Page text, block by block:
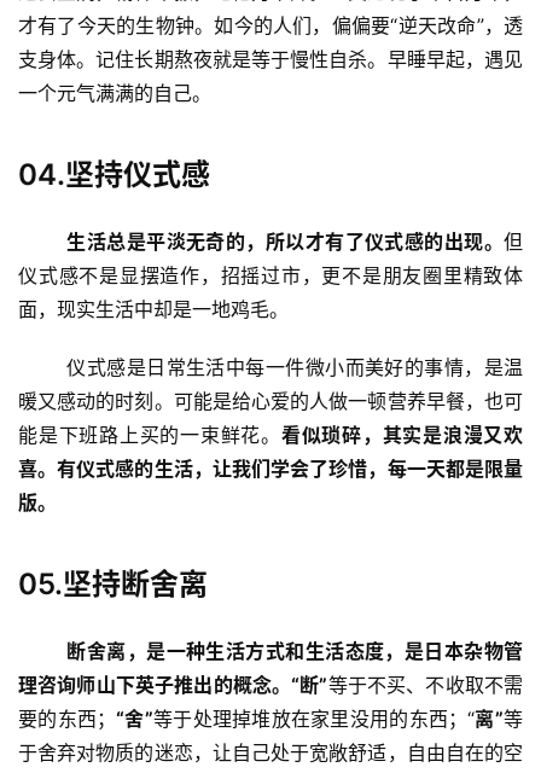
才有了今天的生物钟。如今的人们，偏偏要“逆天改命”，透
支身体。记住长期熬夜就是等于慢性自杀。早睡早起，遇见
一个元气满满的自己。
04.坚持仪式感
生活总是平淡无奇的，所以才有了仪式感的出现。但
仪式感不是显摆造作，招摇过市，更不是朋友圈里精致体
面，现实生活中却是一地鸡毛。
	仪式感是日常生活中每一件微小而美好的事情，是温
暖又感动的时刻。可能是给心爱的人做一顿营养早餐，也可
能是下班路上买的一束鲜花。 看似琐碎，其实是浪漫又欢
喜。有仪式感的生活，让我们学会了珍惜，每一天都是限量
版。
05.坚持断舍离
断舍离，是一种生活方式和生活态度，是日本杂物管
理咨询师山下英子推出的概念。“断”等于不买、不收取不需
要的东西；“舍”等于处理掉堆放在家里没用的东西；“离”等
于舍弃对物质的迷恋，让自己处于宽敞舒适，自由自在的空